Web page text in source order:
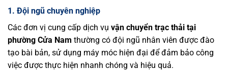
1. Đội ngũ chuyên nghiệp
Các đơn vị cung cấp dịch vụ vận chuyển trạc thải tại
phường Cửa Nam thường có đội ngũ nhân viên được đào
tạo bài bản, sử dụng máy móc hiện đại để đảm bảo công
việc được thực hiện nhanh chóng và hiệu quả.